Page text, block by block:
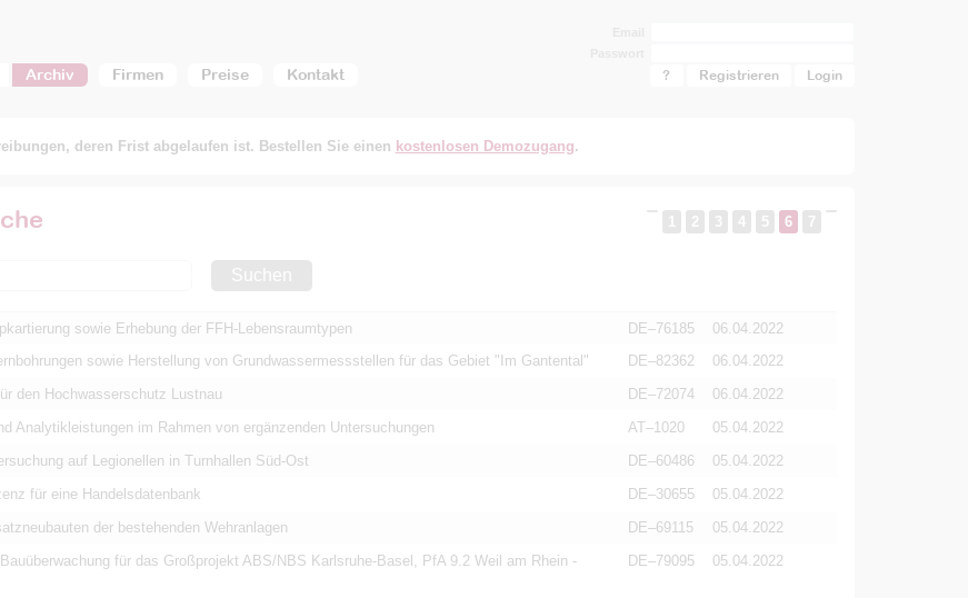
Archiv Firmen Preise Kontakt ? Registrieren
deren Frist abgelaufen ist. Bestellen Sie einen kostenlosen Demozugang.
1 2 3 4 5 6 7
Suchen
sowie Erhebung der FFH-Lebensraumtypen DE–76185
06.04.2022
sowie Herstellung von Grundwassermessstellen für das Gebiet "Im Gantental"
DE–82362
06.04.2022
den Hochwasserschutz Lustnau
DE–72074
06.04.2022
Analytikleistungen im Rahmen von ergänzenden Untersuchungen
AT–1020
05.04.2022
auf Legionellen in Turnhallen Süd-Ost
DE–60486
05.04.2022
für eine Handelsdatenbank
DE–30655
05.04.2022
der bestehenden Wehranlagen
DE–69115
05.04.2022
für das Großprojekt ABS/NBS Karlsruhe-Basel, PfA 9.2 Weil am Rhein -
DE–79095 05.04.2022